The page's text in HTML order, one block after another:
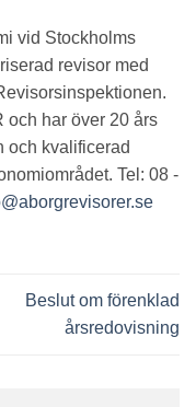
vid Stockholms
revisor med
och har över 20 års
och kvalificerad
Tel: 08 -
Beslut om förenklad
årsredovisning